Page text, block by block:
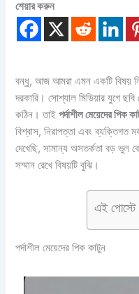
শেয়ার করুন
বন্ধু, আজ আমরা এমন একটি বিষয়
দরকারি। সোশ্যাল মিডিয়ার যুগে
কঠিন। তাইপর্দাশীল মেয়েদের পিক
বিশ্বাস, নিরাপত্তা এবং ব্যক্তিগত
দেখেছি, সামান্য অসতর্কতা বড় ভুল
সম্মান রেখে বিষয়টি বুঝি।
এই পোস্টে
পর্দাশীল মেয়েদের পিক কাটুন